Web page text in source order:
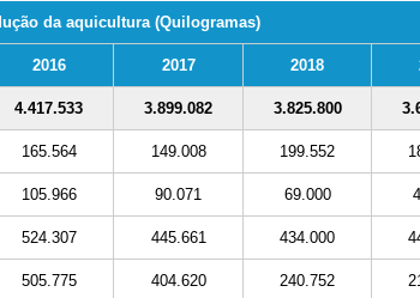
da aquicultura (Quilogramas)
2016 2017 2018
4.417.533 3.899.082 3.825.800
165.564 149.008 199.552
105.966 90.071 69.000
524.307 445.661 434.000
505.775 404.620 240.752